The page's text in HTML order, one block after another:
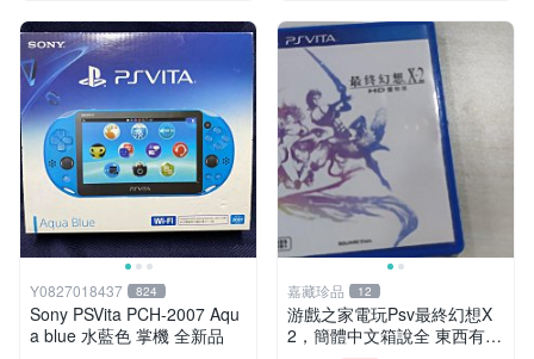
Y0827018437 824
Sony PSVita PCH-2007 Aqu
a blue 水藍色 掌機 全新品
嘉藏珍品 12
游戲之家電玩Psv最終幻想X
2，簡體中文箱說全 東西有現